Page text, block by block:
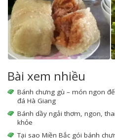
Bài xem nhiều
Bánh chưng gù – món ngon
đá Hà Giang
Bánh dầy ngải thơm, ngon,
khỏe
Tại sao Miền Bắc gói bánh